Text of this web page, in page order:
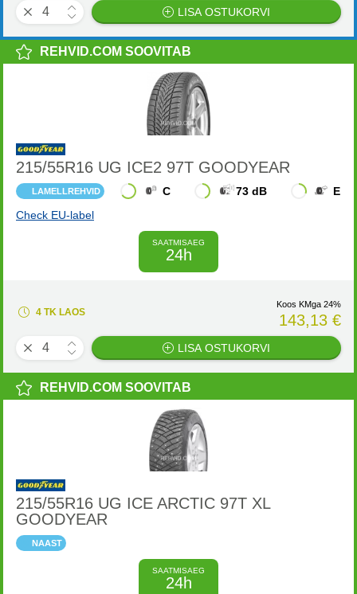
LISA OSTUKORVI
REHVID.COM SOOVITAB
215/55R16 UG ICE2 97T GOODYEAR
LAMELLREHVID C 73 dB
E
Check EU-label
SAATMISAEG
24h
4 TK LAOS
Koos KMga 24%
143,13 €
LISA OSTUKORVI
REHVID.COM SOOVITAB
215/55R16 UG ICE ARCTIC 97T XL
GOODYEAR
NAAST
SAATMISAEG
24h